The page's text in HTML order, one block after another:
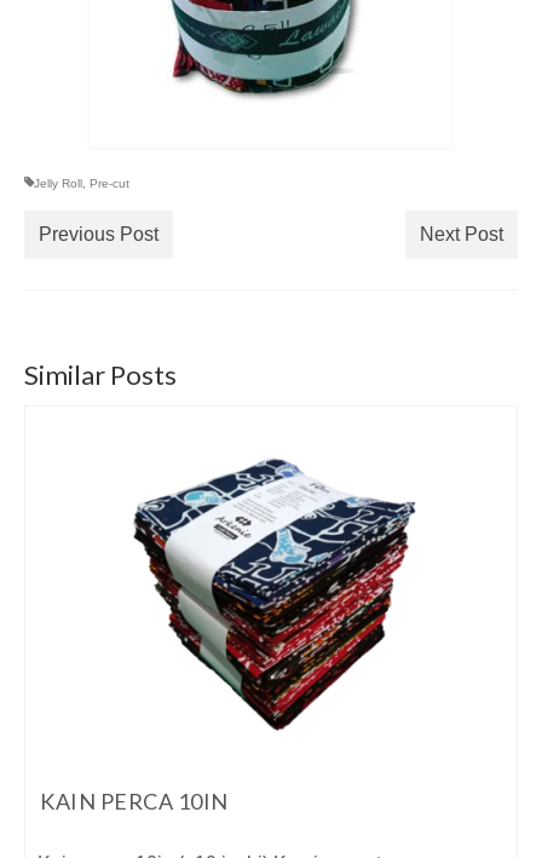
Jelly Roll Pre-cut
Previous Post Next Post
Similar Posts
KAIN PERCA 10IN